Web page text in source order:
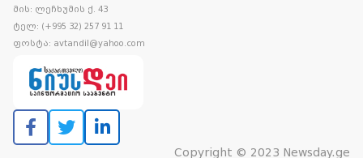
მის: ლეჩხუმის ქ. 43
ტელ: (+995 32) 257 91 11
ფოსტა: avtandil@yahoo.com
Copyright © 2023 Newsday.ge